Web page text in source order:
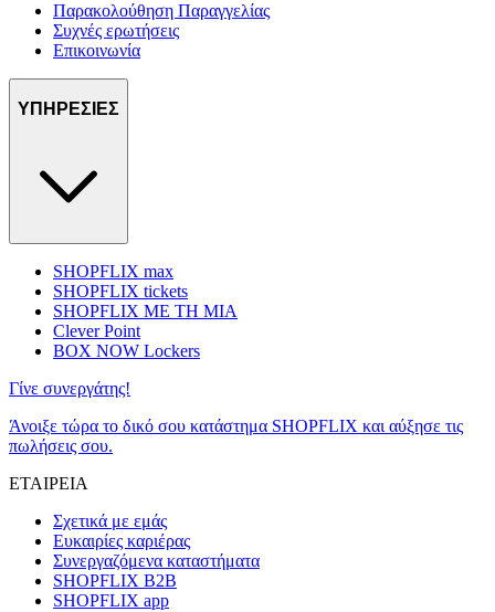
Παρακολούθηση Παραγγελίας
Συχνές ερωτήσεις
Επικοινωνία
ΥΠΗΡΕΣΙΕΣ
SHOPFLIX max
SHOPFLIX tickets
SHOPFLIX ΜΕ ΤΗ ΜΙΑ
Clever Point
BOX NOW Lockers
Γίνε συνεργάτης!
Άνοιξε τώρα το δικό σου κατάστημα SHOPFLIX και αύξησε τις
πωλήσεις σου.
ΕΤΑΙΡΕΙΑ
Σχετικά με εμάς
Ευκαιρίες καριέρας
Συνεργαζόμενα καταστήματα
SHOPFLIX B2B
SHOPFLIX app